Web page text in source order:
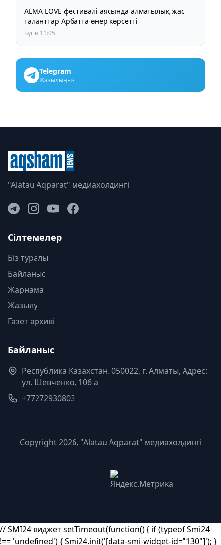
ALMA LOVE фестивалі аясында алматылық жас
таланттар Арбатта өнер көрсетті
Бүгін 11:05
Telegram
Жазылыңыз
"Alatau Aqparat" медиахолдингі
Сілтемелер
Біз туралы
Байланыс
Жарнама
Жазылу
Газет архиві
Байланыс
Республика Казахстан. 050022, г. Алматы, Адрес:
ул. Шевченко, 106 а
+77272930803
Copyright 2026, "Alatau Aqparat" медиахолдингі
// SMI24 виджет setTimeout(function() { if (typeof Smi24
!== 'undefined') { Smi24.init('[data-smi-widget-id="130"]'); }